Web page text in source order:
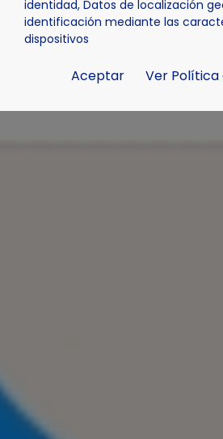
identidad, Datos de localización
identificación mediante las
dispositivos
Aceptar Ver Política